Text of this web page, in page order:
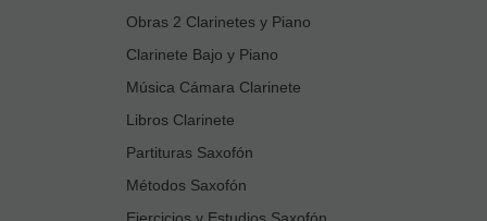
Obras 2 Clarinetes y Piano
Clarinete Bajo y Piano
Música Cámara Clarinete
Libros Clarinete
Partituras Saxofón
Métodos Saxofón